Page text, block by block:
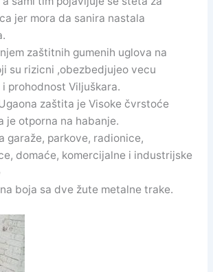
jer mora da sanira nastala
zaštitnih gumenih uglova na
su rizicni ,obezbedjujeo vecu
prohodnost Viljuškara.
zaštita je Visoke čvrstoće
je otporna na habanje.
garaže, parkove, radionice,
domaće, komercijalne i industrijske
boja sa dve žute metalne trake.